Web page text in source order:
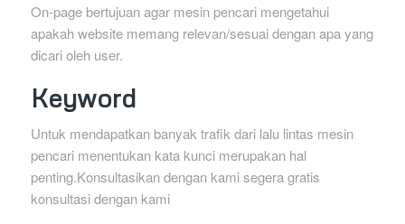
On-page bertujuan agar mesin pencari mengetahui
apakah website memang relevan/sesuai dengan apa yang
dicari oleh user.
Keyword
Untuk mendapatkan banyak trafik dari lalu lintas mesin
pencari menentukan kata kunci merupakan hal
penting.Konsultasikan dengan kami segera gratis
konsultasi dengan kami